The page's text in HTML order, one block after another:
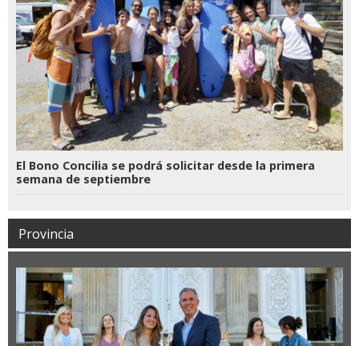
El Bono Concilia se podrá solicitar desde la primera
semana de septiembre
Provincia